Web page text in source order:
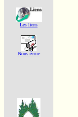
Les liens
Nous écrire